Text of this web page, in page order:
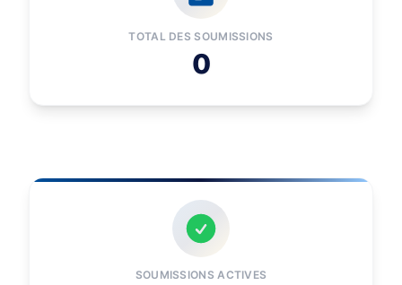
TOTAL DES SOUMISSIONS
0
SOUMISSIONS ACTIVES